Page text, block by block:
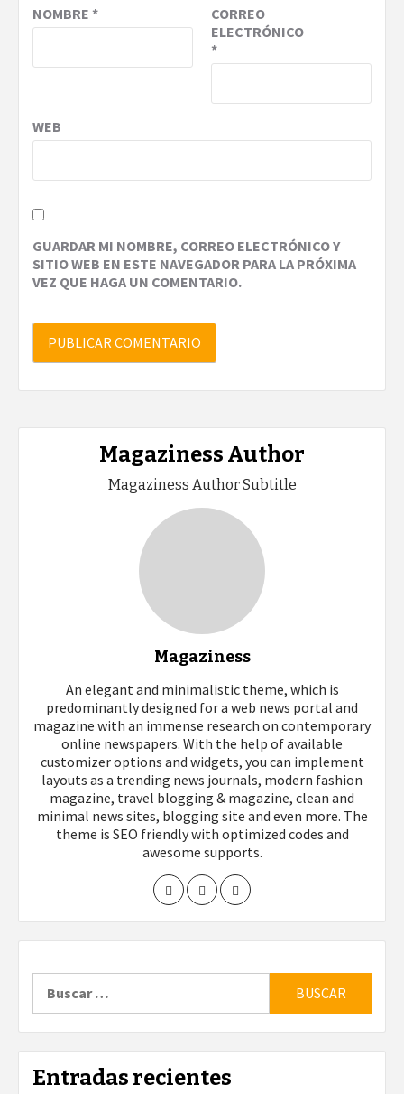
NOMBRE *
CORREO
ELECTRÓNICO
*
WEB
GUARDAR MI NOMBRE, CORREO ELECTRÓNICO Y
SITIO WEB EN ESTE NAVEGADOR PARA LA PRÓXIMA
VEZ QUE HAGA UN COMENTARIO.
Magaziness Author
Magaziness Author Subtitle
Magaziness
An elegant and minimalistic theme, which is
predominantly designed for a web news portal and
magazine with an immense research on contemporary
online newspapers. With the help of available
customizer options and widgets, you can implement
layouts as a trending news journals, modern fashion
magazine, travel blogging & magazine, clean and
minimal news sites, blogging site and even more. The
theme is SEO friendly with optimized codes and
awesome supports.
Entradas recientes